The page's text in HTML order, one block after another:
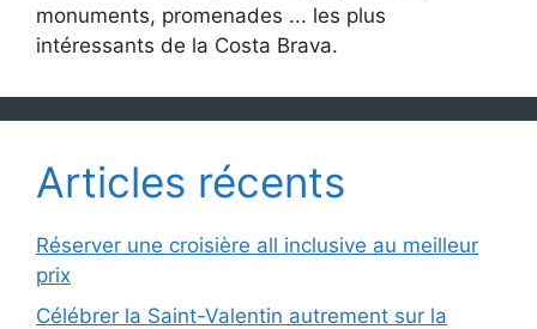
monuments, promenades ... les plus
intéressants de la Costa Brava.
Articles récents
Réserver une croisière all inclusive au meilleur
prix
Célébrer la Saint-Valentin autrement sur la